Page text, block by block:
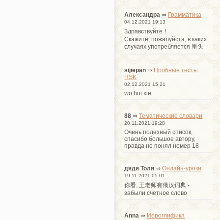
Александра ⇒ Грамматика
04.12.2021 19:13
Здравствуйте！
Cкажите, пожалуйста, в каких
случаях употребляется 里头
sijiepan ⇒ Пробные тесты
HSK
02.12.2021 15:21
wo hui xie
88 ⇒Тематические словари
20.11.2021 19:28
Очень полезный список,
спасибо большое автору,
правда не понял номер 18
дядя Толя ⇒Онлайн-уроки
19.11.2021 05:01
你看, 王老师有俄汉词典 -
забыли счетное слово
Anna ⇒ Иероглифика